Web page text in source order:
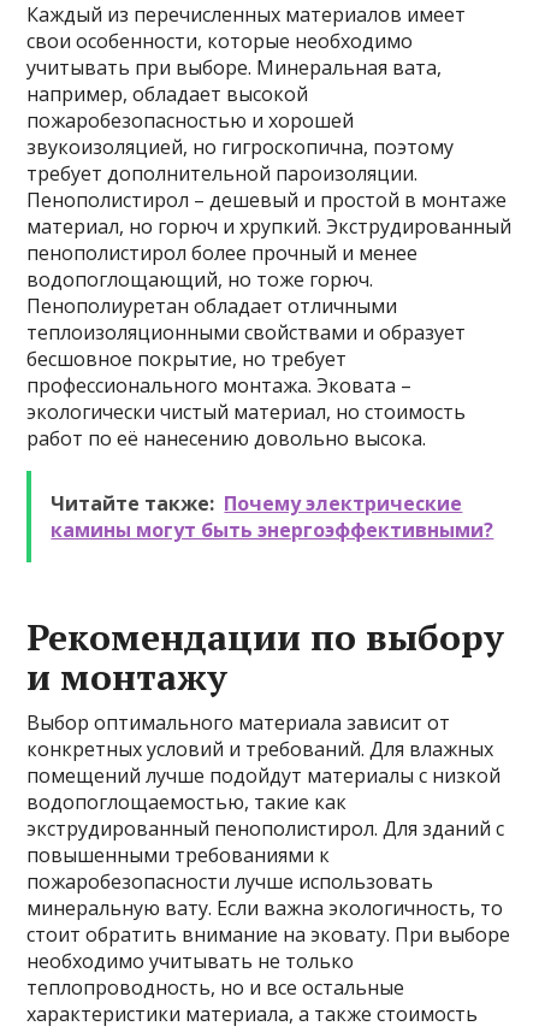
Каждый из перечисленных материалов имеет
свои особенности, которые необходимо
учитывать при выборе. Минеральная вата,
например, обладает высокой
пожаробезопасностью и хорошей
звукоизоляцией, но гигроскопична, поэтому
требует дополнительной пароизоляции.
Пенополистирол – дешевый и простой в монтаже
материал, но горюч и хрупкий. Экструдированный
пенополистирол более прочный и менее
водопоглощающий, но тоже горюч.
Пенополиуретан обладает отличными
теплоизоляционными свойствами и образует
бесшовное покрытие, но требует
профессионального монтажа. Эковата –
экологически чистый материал, но стоимость
работ по её нанесению довольно высока.
Читайте также: Почему электрические
камины могут быть энергоэффективными?
Рекомендации по выбору
и монтажу
Выбор оптимального материала зависит от
конкретных условий и требований. Для влажных
помещений лучше подойдут материалы с низкой
водопоглощаемостью, такие как
экструдированный пенополистирол. Для зданий с
повышенными требованиями к
пожаробезопасности лучше использовать
минеральную вату. Если важна экологичность, то
стоит обратить внимание на эковату. При выборе
необходимо учитывать не только
теплопроводность, но и все остальные
характеристики материала, а также стоимость